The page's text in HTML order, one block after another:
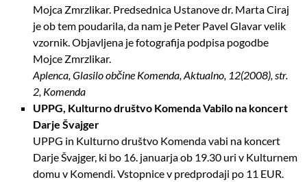
Mojca Zmrzlikar. Predsednica Ustanove dr. Marta Ciraj
je ob tem poudarila, da nam je Peter Pavel Glavar velik
vzornik. Objavljena je fotografija podpisa pogodbe
Mojce Zmrzlikar.
Aplenca, Glasilo občine Komenda, Aktualno, 12(2008), str.
2, Komenda
UPPG, Kulturno društvo Komenda Vabilo na koncert
Darje Švajger
UPPG in Kulturno društvo Komenda vabi na koncert
Darje Švajger, ki bo 16. januarja ob 19.30 uri v Kulturnem
domu v Komendi. Vstopnice v predprodaji po 11 EUR.